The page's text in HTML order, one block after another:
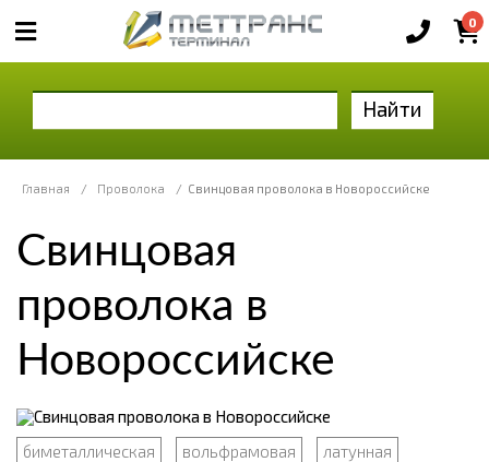
0
Найти
Главная / Проволока / Свинцовая проволока в Новороссийске
Свинцовая
проволока в
Новороссийске
биметаллическая вольфрамовая
латунная